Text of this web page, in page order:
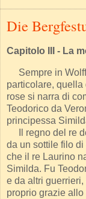
Die
Capitolo III - La
Sempre in Wolff
particolare,
rose si narra di
Teodorico da
principessa
Il regno del re
da un sottile filo
che il re Laurino
Similda. Fu
e da altri
proprio grazie